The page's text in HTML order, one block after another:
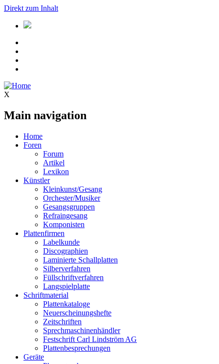
Direkt zum Inhalt
X
Main navigation
Home
Foren
Forum
Artikel
Lexikon
Künstler
Kleinkunst/Gesang
Orchester/Musiker
Gesangsgruppen
Refraingesang
Komponisten
Plattenfirmen
Labelkunde
Discographien
Laminierte Schallplatten
Silberverfahren
Füllschriftverfahren
Langspielplatte
Schriftmaterial
Plattenkataloge
Neuerscheinungshefte
Zeitschriften
Sprechmaschinenhändler
Festschrift Carl Lindström AG
Plattenbesprechungen
Geräte